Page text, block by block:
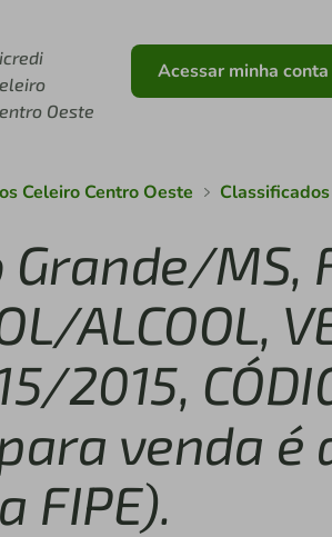
Oeste
Acessar minha
Celeiro Centro Oeste Classificados
MS,
ALCOOL,
2015,
venda é
FIPE).